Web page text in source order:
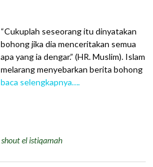
“Cukuplah seseorang itu dinyatakan
bohong jika dia menceritakan semua
apa yang ia dengar.” (HR. Muslim). Islam
melarang menyebarkan berita bohong
baca selengkapnya….
shout el istiqamah